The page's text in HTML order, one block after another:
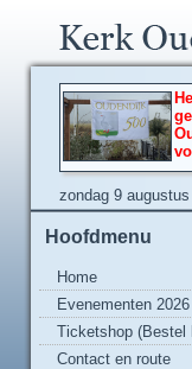
zondag 9
Hoofdmenu
Home
Evenementen 2026
Ticketshop (Bestel
Contact en route